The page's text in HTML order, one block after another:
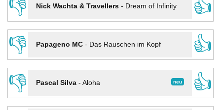
👎
Nick Wachta & Travellers- Dream of Infinity
👍
👎
Papageno MC- Das Rauschen im Kopf
👍
👎
neu
Pascal Silva- Aloha
👍